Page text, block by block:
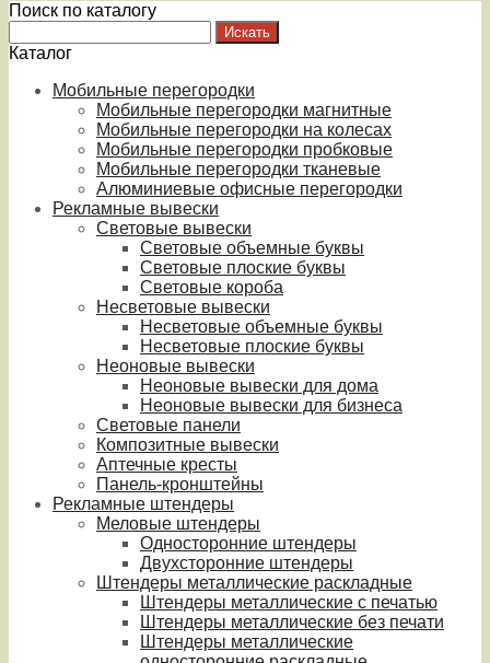
Поиск по каталогу
Каталог
Мобильные перегородки
Мобильные перегородки магнитные
Мобильные перегородки на колесах
Мобильные перегородки пробковые
Мобильные перегородки тканевые
Алюминиевые офисные перегородки
Рекламные вывески
Световые вывески
Световые объемные буквы
Световые плоские буквы
Световые короба
Несветовые вывески
Несветовые объемные буквы
Несветовые плоские буквы
Неоновые вывески
Неоновые вывески для дома
Неоновые вывески для бизнеса
Световые панели
Композитные вывески
Аптечные кресты
Панель-кронштейны
Рекламные штендеры
Меловые штендеры
Односторонние штендеры
Двухсторонние штендеры
Штендеры металлические раскладные
Штендеры металлические с печатью
Штендеры металлические без печати
Штендеры металлические